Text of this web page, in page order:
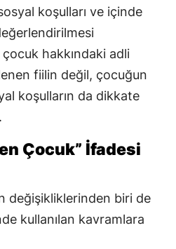
koşulları ve içinde
hakkındaki adli
fiilin değil, çocuğun
koşulların da dikkate
Çocuk” İfadesi
değişikliklerinden biri de
kullanılan kavramlara